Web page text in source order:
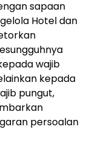
sapaan
Hotel dan
wajib
kepada
pungut,
persoalan